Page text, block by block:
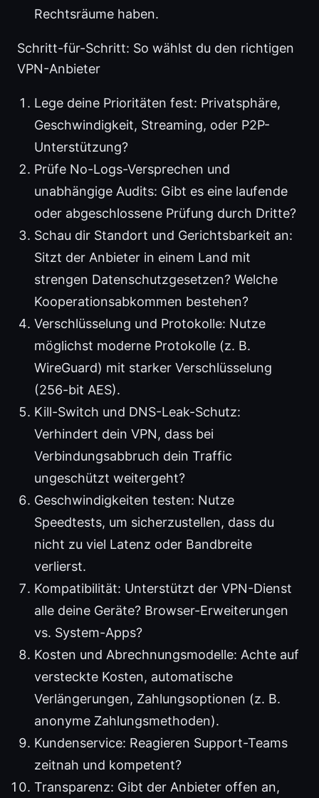
Rechtsräume haben.
Schritt-für-Schritt: So wählst du den richtigen
VPN-Anbieter
Lege deine Prioritäten fest: Privatsphäre,
Geschwindigkeit, Streaming, oder P2P-
Unterstützung?
Prüfe No-Logs-Versprechen und
unabhängige Audits: Gibt es eine laufende
oder abgeschlossene Prüfung durch Dritte?
Schau dir Standort und Gerichtsbarkeit an:
Sitzt der Anbieter in einem Land mit
strengen Datenschutzgesetzen? Welche
Kooperationsabkommen bestehen?
Verschlüsselung und Protokolle: Nutze
möglichst moderne Protokolle (z. B.
WireGuard) mit starker Verschlüsselung
(256-bit AES).
Kill-Switch und DNS-Leak-Schutz:
Verhindert dein VPN, dass bei
Verbindungsabbruch dein Traffic
ungeschützt weitergeht?
Geschwindigkeiten testen: Nutze
Speedtests, um sicherzustellen, dass du
nicht zu viel Latenz oder Bandbreite
verlierst.
Kompatibilität: Unterstützt der VPN-Dienst
alle deine Geräte? Browser-Erweiterungen
vs. System-Apps?
Kosten und Abrechnungsmodelle: Achte auf
versteckte Kosten, automatische
Verlängerungen, Zahlungsoptionen (z. B.
anonyme Zahlungsmethoden).
Kundenservice: Reagieren Support-Teams
zeitnah und kompetent?
Transparenz: Gibt der Anbieter offen an,